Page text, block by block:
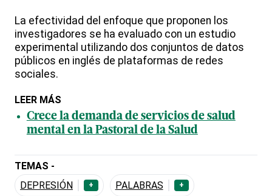
La efectividad del enfoque que proponen los
investigadores se ha evaluado con un estudio
experimental utilizando dos conjuntos de datos
públicos en inglés de plataformas de redes
sociales.
LEER MÁS
Crece la demanda de servicios de salud
mental en la Pastoral de la Salud
TEMAS -
DEPRESIÓN
+ PALABRAS +